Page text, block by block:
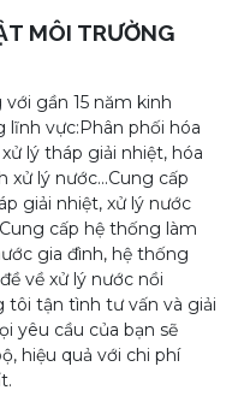
MÔI TRƯỜNG
gần 15 năm kinh
vực:Phân phối hóa
lý tháp giải nhiệt, hóa
lý nước...Cung cấp
giải nhiệt, xử lý nước
cấp hệ thống làm
gia đình, hệ thống
về xử lý nước nồi
tôi tận tình tư vấn và giải
yêu cầu của bạn sẽ
hiệu quả với chi phí